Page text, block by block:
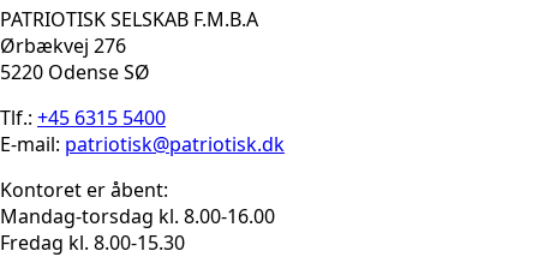
PATRIOTISK SELSKAB F.M.B.A
Ørbækvej 276
5220 Odense SØ
Tlf.: +45 6315 5400
E-mail: patriotisk@patriotisk.dk
Kontoret er åbent:
Mandag-torsdag kl. 8.00-16.00
Fredag kl. 8.00-15.30